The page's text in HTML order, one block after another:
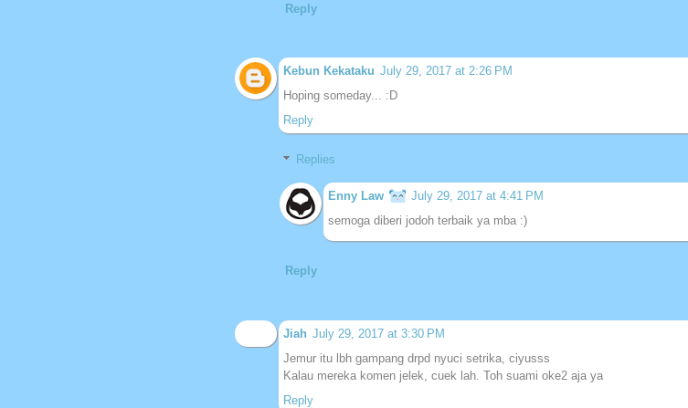
Reply
Kebun Kekataku July 29, 2017 at 2:26 PM
Hoping someday... :D
Reply
Replies
Enny Law
July 29, 2017 at 4:41 PM
semoga diberi jodoh terbaik ya mba :)
Reply
Jiah July 29, 2017 at 3:30 PM
Jemur itu lbh gampang drpd nyuci setrika, ciyusss
Kalau mereka komen jelek, cuek lah. Toh suami oke2 aja ya
Reply